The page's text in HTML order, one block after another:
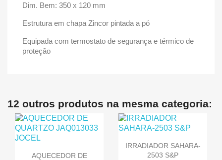
Dim. Bem: 350 x 120 mm
Estrutura em chapa Zincor pintada a pó
Equipada com termostato de segurança e térmico de
proteção
12 outros produtos na mesma categoria:
AQUECEDOR DE
IRRADIADOR SAHARA-
2503 S&P